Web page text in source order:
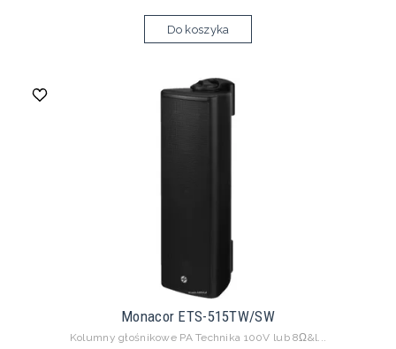
Do koszyka
Monacor ETS-515TW/SW
Kolumny głośnikowe PA Technika 100V lub 8Ω&l...